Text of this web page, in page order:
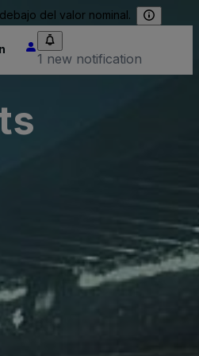
del valor nominal.
1 new notification